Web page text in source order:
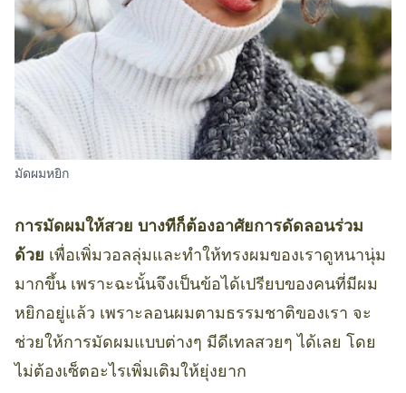
มัดผมหยิก
การมัดผมให้สวย บางทีก็ต้องอาศัยการดัดลอนร่วม
ด้วย เพื่อเพิ่มวอลลุ่มและทำให้ทรงผมของเราดูหนานุ่ม
มากขึ้น เพราะฉะนั้นจึงเป็นข้อได้เปรียบของคนที่มีผม
หยิกอยู่แล้ว เพราะลอนผมตามธรรมชาติของเรา จะ
ช่วยให้การมัดผมแบบต่างๆ มีดีเทลสวยๆ ได้เลย โดย
ไม่ต้องเซ็ตอะไรเพิ่มเติมให้ยุ่งยาก